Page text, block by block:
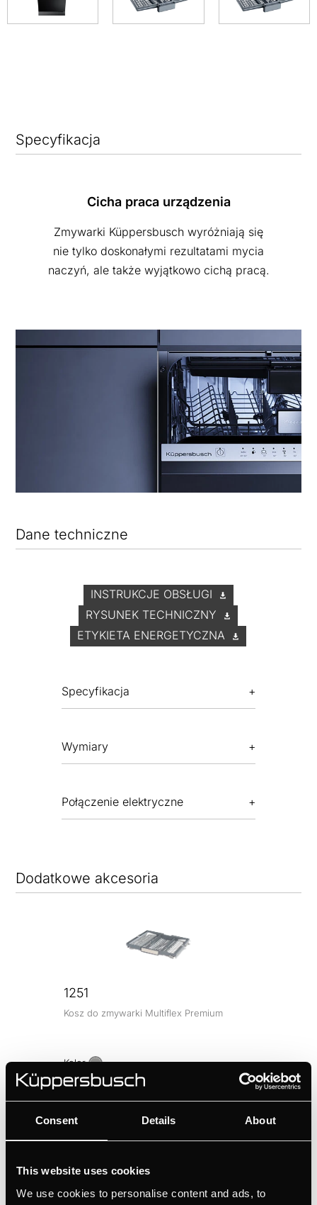
Consent Details About
This website uses cookies
We use cookies to personalise content and ads, to
Specyfikacja
Cicha praca urządzenia
Zmywarki Küppersbusch wyróżniają się
nie tylko doskonałymi rezultatami mycia
naczyń, ale także wyjątkowo cichą pracą.
Dane techniczne
INSTRUKCJE OBSŁUGI
RYSUNEK TECHNICZNY
ETYKIETA ENERGETYCZNA
Specyfikacja
Wymiary
Połączenie elektryczne
Dodatkowe akcesoria
1251
Kosz do zmywarki Multiflex Premium
Kolor
+ OPIS